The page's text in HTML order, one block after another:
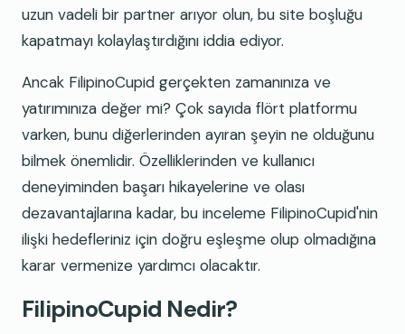
uzun vadeli bir partner arıyor olun, bu site boşluğu
kapatmayı kolaylaştırdığını iddia ediyor.
Ancak FilipinoCupid gerçekten zamanınıza ve
yatırımınıza değer mi? Çok sayıda flört platformu
varken, bunu diğerlerinden ayıran şeyin ne olduğunu
bilmek önemlidir. Özelliklerinden ve kullanıcı
deneyiminden başarı hikayelerine ve olası
dezavantajlarına kadar, bu inceleme FilipinoCupid'nin
ilişki hedefleriniz için doğru eşleşme olup olmadığına
karar vermenize yardımcı olacaktır.
FilipinoCupid Nedir?